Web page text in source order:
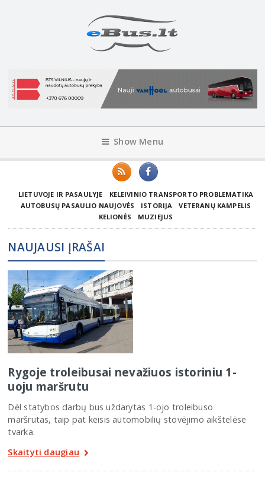
Show Menu
LIETUVOJE IR PASAULYJE
KELEIVINIO TRANSPORTO PROBLEMATIKA
AUTOBUSŲ PASAULIO NAUJOVĖS
ISTORIJA
VETERANŲ KAMPELIS
KELIONĖS
MUZIEJUS
NAUJAUSI ĮRAŠAI
Rygoje troleibusai nevažiuos istoriniu 1-
uoju maršrutu
Dėl statybos darbų bus uždarytas 1-ojo troleibuso
maršrutas, taip pat keisis automobilių stovėjimo aikštelėse
tvarka.
Skaityti daugiau